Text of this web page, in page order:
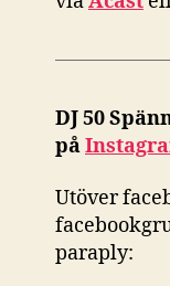
DJ 50
på
Utöver
paraply: